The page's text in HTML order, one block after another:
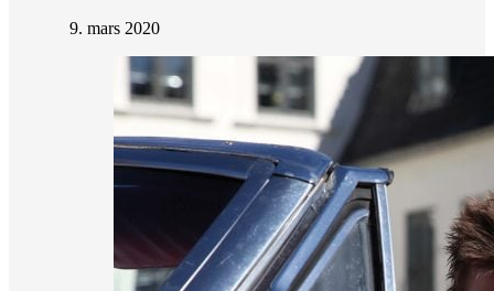
9. mars 2020